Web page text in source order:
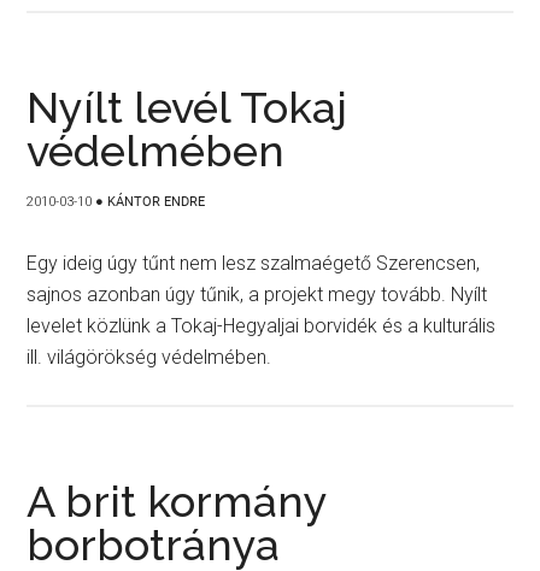
Nyílt levél Tokaj
védelmében
2010-03-10 ● KÁNTOR ENDRE
Egy ideig úgy tűnt nem lesz szalmaégető Szerencsen,
sajnos azonban úgy tűnik, a projekt megy tovább. Nyílt
levelet közlünk a Tokaj-Hegyaljai borvidék és a kulturális
ill. világörökség védelmében.
A brit kormány
borbotránya